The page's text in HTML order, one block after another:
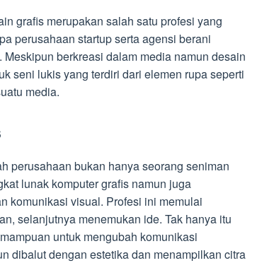
grafis merupakan salah satu profesi yang
perusahaan startup serta agensi berani
berkreasi dalam media namun desain
seni lukis yang terdiri dari elemen rupa seperti
media.
perusahaan bukan hanya seorang seniman
lunak komputer grafis namun juga
komunikasi visual. Profesi ini memulai
selanjutnya menemukan ide. Tak hanya itu
untuk mengubah komunikasi
dibalut dengan estetika dan menampilkan citra